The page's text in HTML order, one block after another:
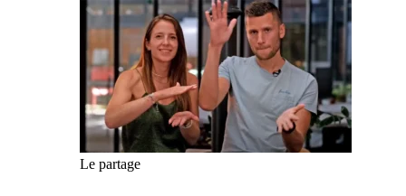
Le partage